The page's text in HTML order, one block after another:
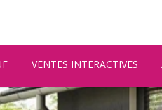
VENTES INTERACTIVES